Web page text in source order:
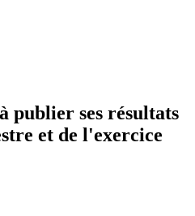
publier ses résultats
et de l'exercice